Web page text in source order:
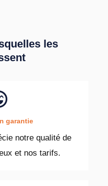
les
garantie
notre qualité de
et nos tarifs.